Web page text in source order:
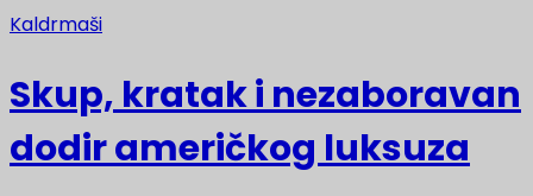
Kaldrmaši
Skup, kratak i nezaboravan
dodir američkog luksuza